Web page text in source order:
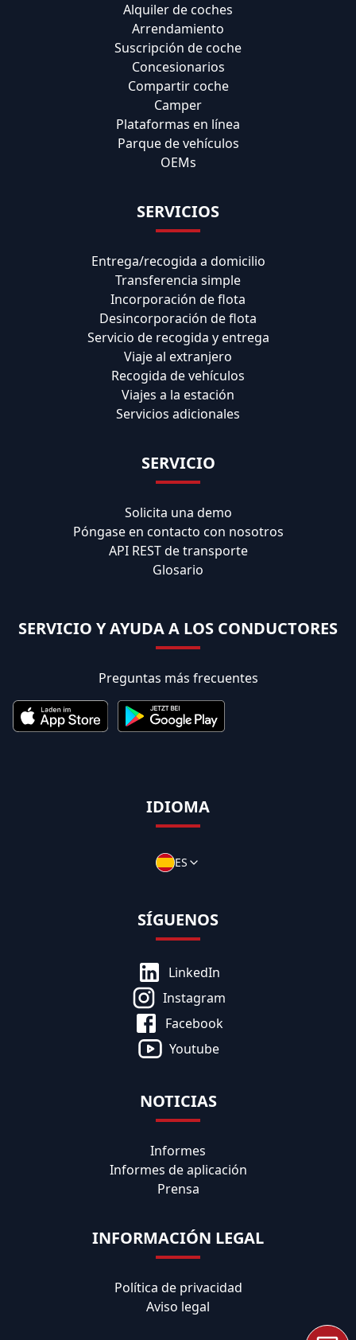
Alquiler de coches
Arrendamiento
Suscripción de coche
Concesionarios
Compartir coche
Camper
Plataformas en línea
Parque de vehículos
OEMs
SERVICIOS
Entrega/recogida a domicilio
Transferencia simple
Incorporación de flota
Desincorporación de flota
Servicio de recogida y entrega
Viaje al extranjero
Recogida de vehículos
Viajes a la estación
Servicios adicionales
SERVICIO
Solicita una demo
Póngase en contacto con nosotros
API REST de transporte
Glosario
SERVICIO Y AYUDA A LOS CONDUCTORES
Preguntas más frecuentes
IDIOMA
ES
SÍGUENOS
LinkedIn
Instagram
Facebook
Youtube
NOTICIAS
Informes
Informes de aplicación
Prensa
INFORMACIÓN LEGAL
Política de privacidad
Aviso legal